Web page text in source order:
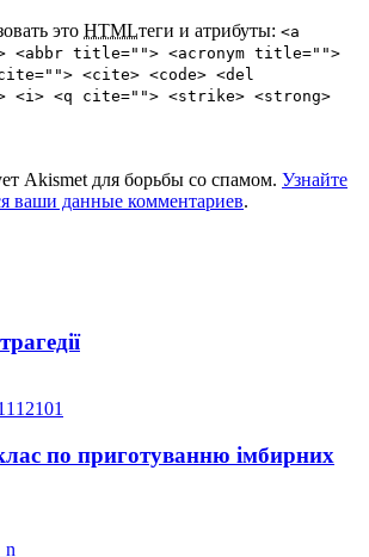
это HTMLтеги и атрибуты: <a
title=""> <acronym title="">
<cite> <code> <del
<i> <q cite=""> <strike> <strong>
Akismet для борьбы со спамом. Узнайте
ваши данные комментариев.
по приготуванню імбирних